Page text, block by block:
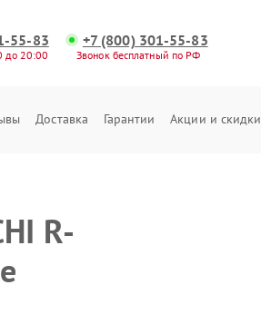
55-83
до 20:00
+7 (800) 301-55-83
Звонок бесплатный по РФ
Доставка Гарантии Акции и скидки
R-